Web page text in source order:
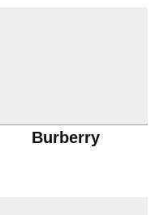
Burberry